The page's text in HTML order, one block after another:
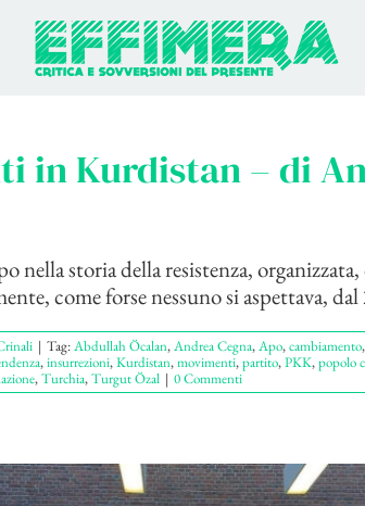
in Kurdistan – di
nella storia della resistenza,
come forse nessuno si aspettava,
| Tag:Abdullah Öcalan,Andrea Cegna,Apo,cambiamento,
,insurrezioni,Kurdistan,movimenti,partito,PKK,popolo
,Turchia,Turgut Özal | 0 Commenti